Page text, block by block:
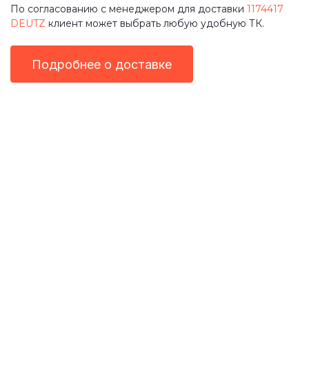
По согласованию с менеджером для доставки 1174417
DEUTZ клиент может выбрать любую удобную ТК.
Подробнее о доставке